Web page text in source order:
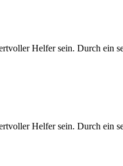
Helfer sein. Durch ein
Helfer sein. Durch ein